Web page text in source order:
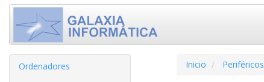
Ordenadores Inicio Periféricos